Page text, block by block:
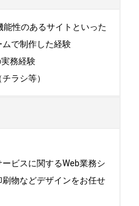
能性のあるサイトといった
で制作した経験
実務経験
ラシ等）
ビスに関するWeb業務シ
物などデザインをお任せ